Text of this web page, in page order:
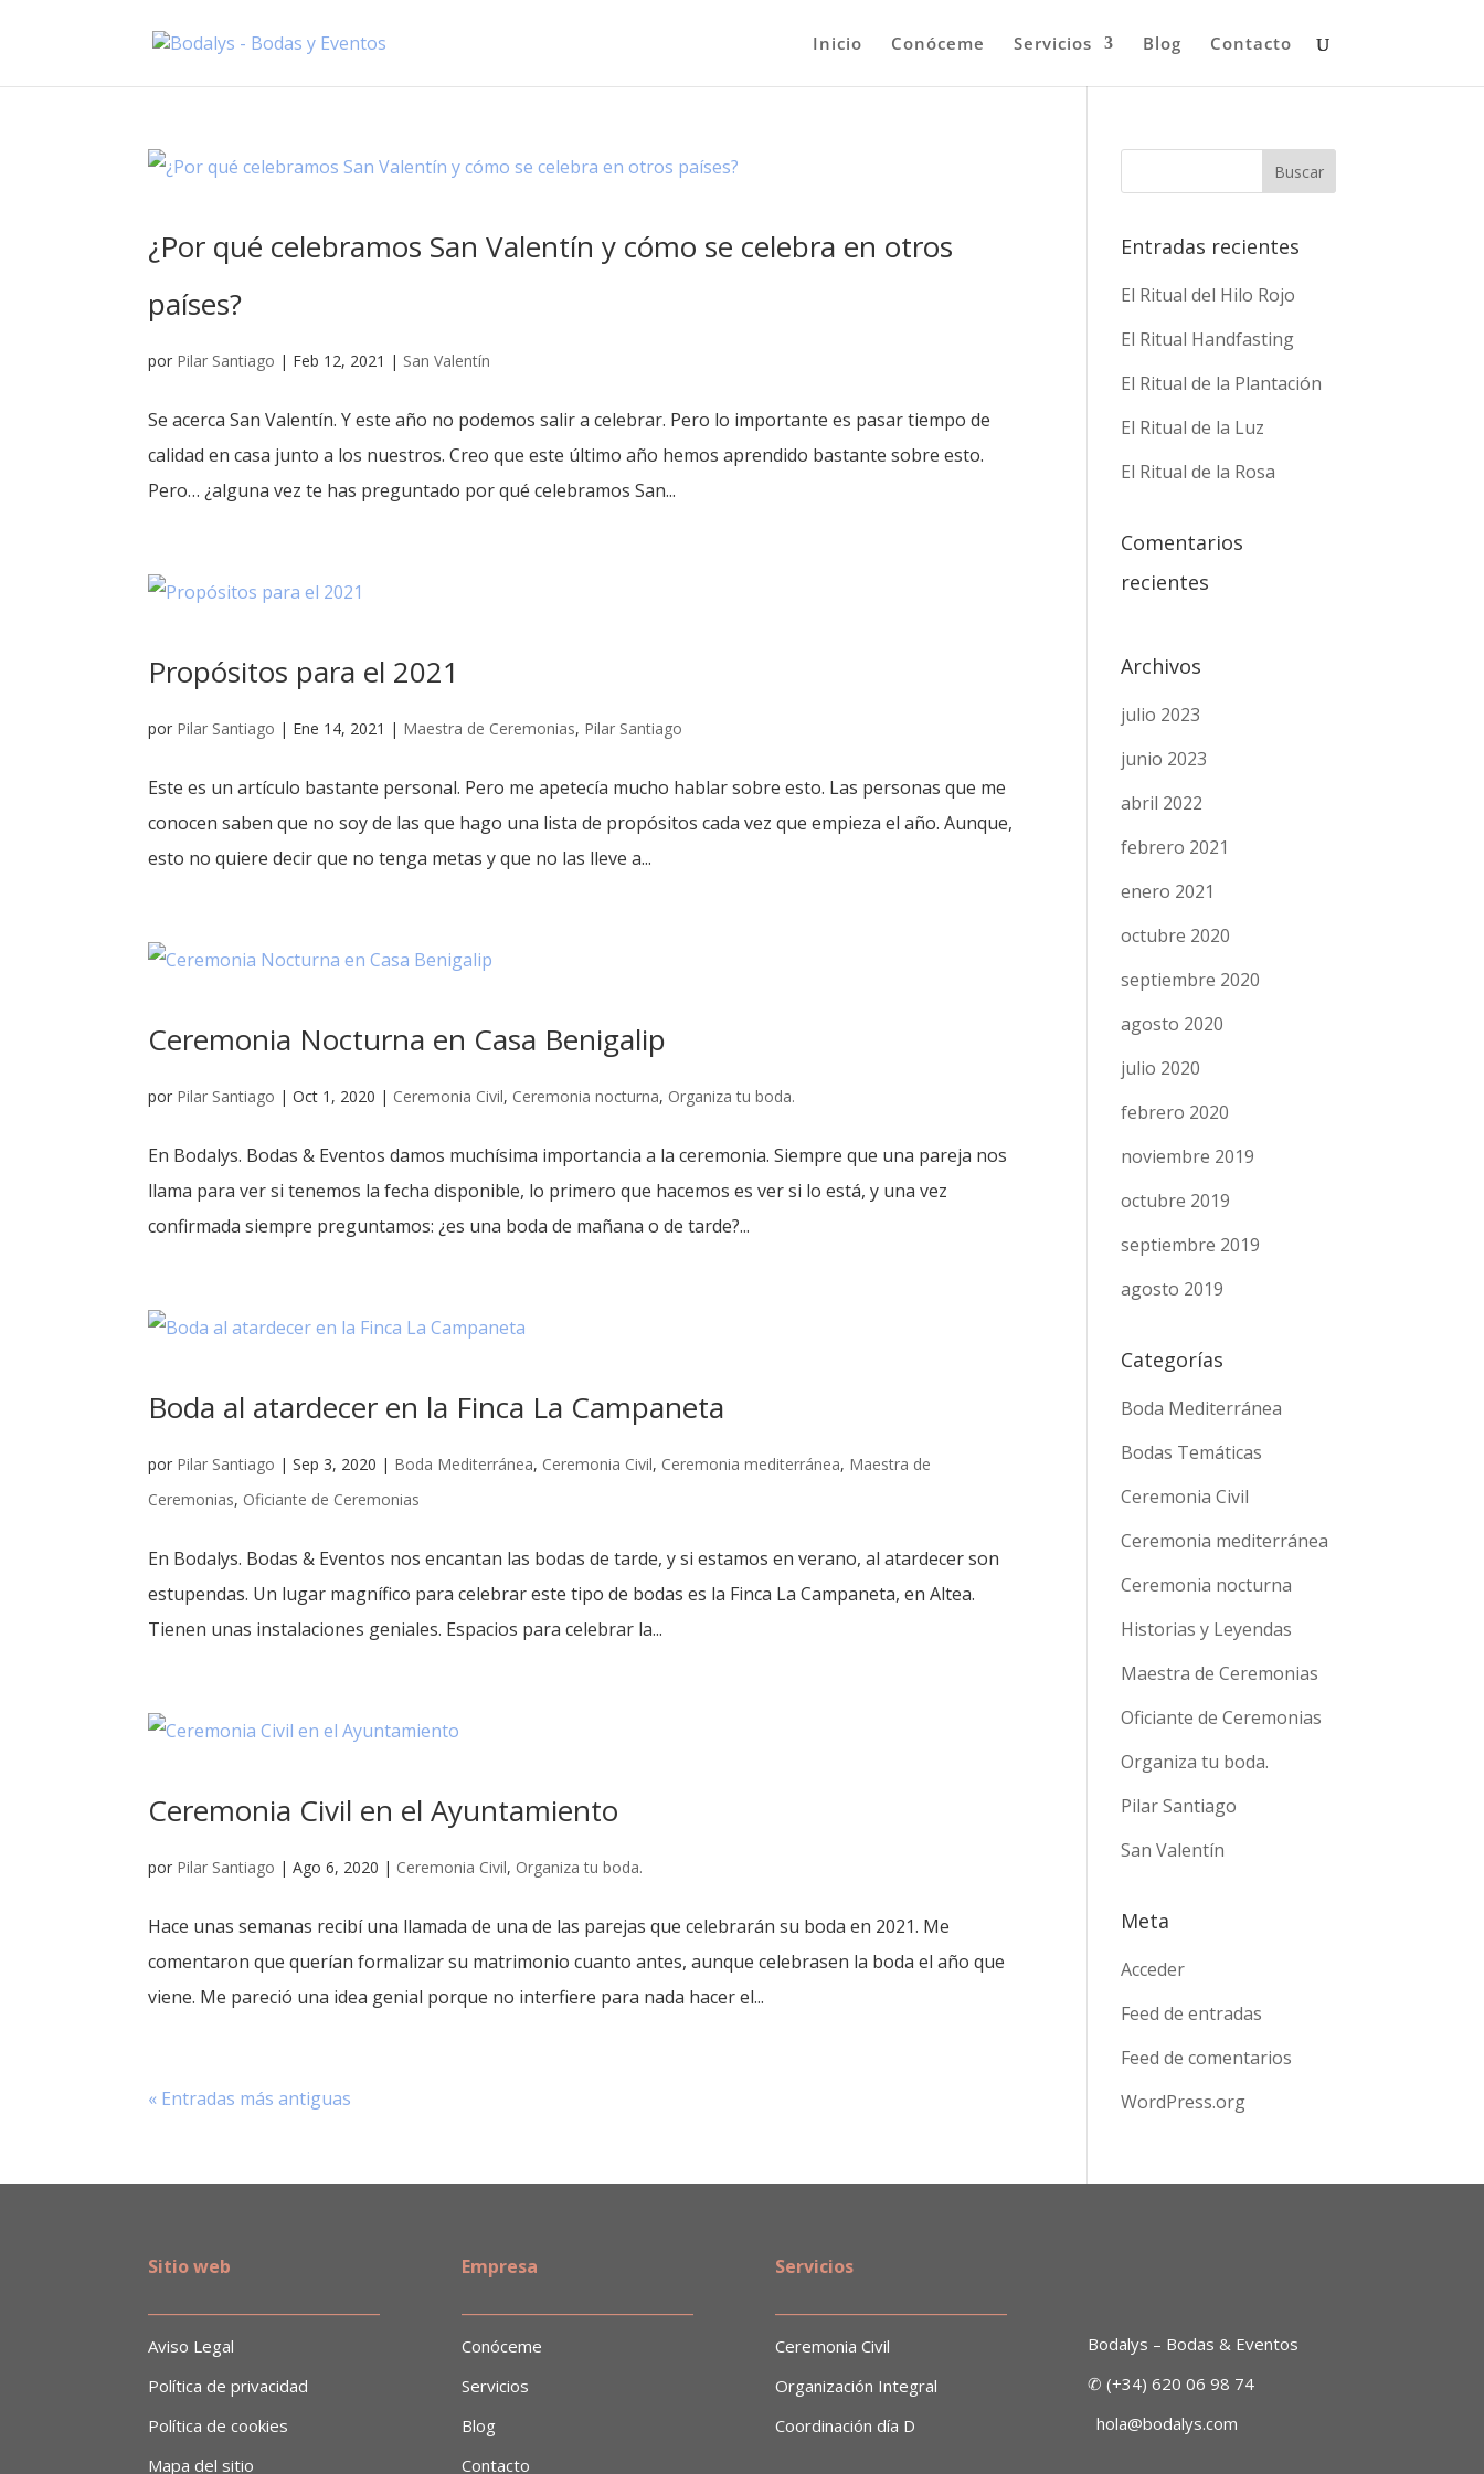
Inicio Conóceme Servicios Blog Contacto
¿Por qué celebramos San Valentín y cómo se celebra en otros
países?
por Pilar Santiago | Feb 12, 2021 | San Valentín
Se acerca San Valentín. Y este año no podemos salir a celebrar. Pero lo importante es pasar tiempo de
calidad en casa junto a los nuestros. Creo que este último año hemos aprendido bastante sobre esto.
Pero… ¿alguna vez te has preguntado por qué celebramos San...
Propósitos para el 2021
por Pilar Santiago | Ene 14, 2021 | Maestra de Ceremonias, Pilar Santiago
Este es un artículo bastante personal. Pero me apetecía mucho hablar sobre esto. Las personas que me
conocen saben que no soy de las que hago una lista de propósitos cada vez que empieza el año. Aunque,
esto no quiere decir que no tenga metas y que no las lleve a...
Ceremonia Nocturna en Casa Benigalip
por Pilar Santiago |Oct 1, 2020 | Ceremonia Civil, Ceremonia nocturna, Organiza tu boda.
En Bodalys. Bodas & Eventos damos muchísima importancia a la ceremonia. Siempre que una pareja nos
llama para ver si tenemos la fecha disponible, lo primero que hacemos es ver si lo está, y una vez
confirmada siempre preguntamos: ¿es una boda de mañana o de tarde?...
Boda al atardecer en la Finca La Campaneta
por Pilar Santiago |Sep 3, 2020 | Boda Mediterránea, Ceremonia Civil, Ceremonia mediterránea, Maestra de
Ceremonias, Oficiante de Ceremonias
En Bodalys. Bodas & Eventos nos encantan las bodas de tarde, y si estamos en verano, al atardecer son
estupendas. Un lugar magnífico para celebrar este tipo de bodas es la Finca La Campaneta, en Altea.
Tienen unas instalaciones geniales. Espacios para celebrar la...
Ceremonia Civil en el Ayuntamiento
por Pilar Santiago |Ago 6, 2020 | Ceremonia Civil, Organiza tu boda.
Hace unas semanas recibí una llamada de una de las parejas que celebrarán su boda en 2021. Me
comentaron que querían formalizar su matrimonio cuanto antes, aunque celebrasen la boda el año que
viene. Me pareció una idea genial porque no interfiere para nada hacer el...
« Entradas más antiguas
Entradas recientes
El Ritual del Hilo Rojo
El Ritual Handfasting
El Ritual de la Plantación
El Ritual de la Luz
El Ritual de la Rosa
Comentarios
recientes
Archivos
julio 2023
junio 2023
abril 2022
febrero 2021
enero 2021
octubre 2020
septiembre 2020
agosto 2020
julio 2020
febrero 2020
noviembre 2019
octubre 2019
septiembre 2019
agosto 2019
Categorías
Boda Mediterránea
Bodas Temáticas
Ceremonia Civil
Ceremonia mediterránea
Ceremonia nocturna
Historias y Leyendas
Maestra de Ceremonias
Oficiante de Ceremonias
Organiza tu boda.
Pilar Santiago
San Valentín
Meta
Acceder
Feed de entradas
Feed de comentarios
WordPress.org
Sitio web
Aviso Legal
Política de privacidad
Política de cookies
Mapa del sitio
Empresa
Conóceme
Servicios
Blog
Contacto
Servicios
Ceremonia Civil
Organización Integral
Coordinación día D
Bodalys – Bodas & Eventos
✆ (+34) 620 06 98 74
hola@bodalys.com